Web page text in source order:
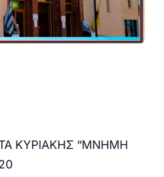
ΚΥΡΙΑΚΗΣ “ΜΝΗΜΗ